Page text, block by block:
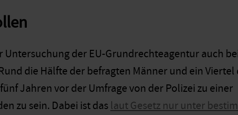
Untersuchung der EU-Grundrechteagentur auch
die Hälfte der befragten Männer und ein Viertel
Jahren vor der Umfrage von der Polizei zu einer
zu sein. Dabei ist das laut Gesetz nur unter